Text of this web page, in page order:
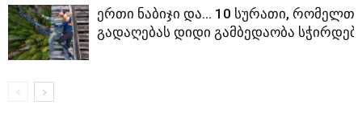
ერთი ნაბიჯი და… 10 სურათი, რომელთა
გადაღებას დიდი გამბედაობა